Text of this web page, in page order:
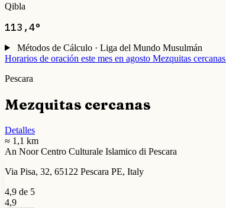
Qibla
113,4°
Métodos de Cálculo · Liga del Mundo Musulmán
Horarios de oración este mes en agosto Mezquitas cercanas
Pescara
Mezquitas cercanas
Detalles
≈ 1,1 km
An Noor Centro Culturale Islamico di Pescara
Via Pisa, 32, 65122 Pescara PE, Italy
4,9 de 5
4,9